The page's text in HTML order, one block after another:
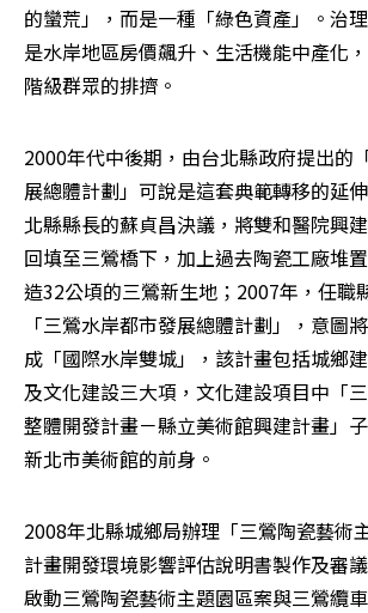
的蠻荒」，而是一種「綠色資產」。治
是水岸地區房價飆升、生活機能中產化
階級群眾的排擠。
2000年代中後期，由台北縣政府提出的
展總體計劃」可說是這套典範轉移的延
北縣縣長的蘇貞昌決議，將雙和醫院興
回填至三鶯橋下，加上過去陶瓷工廠堆
造32公頃的三鶯新生地；2007年，任職
「三鶯水岸都市發展總體計劃」，意圖
成「國際水岸雙城」，該計畫包括城鄉
及文化建設三大項，文化建設項目中「
整體開發計畫－縣立美術館興建計畫」
新北市美術館的前身。
2008年北縣城鄉局辦理「三鶯陶瓷藝術
計畫開發環境影響評估說明書製作及審
啟動三鶯陶瓷藝術主題園區案與三鶯纜